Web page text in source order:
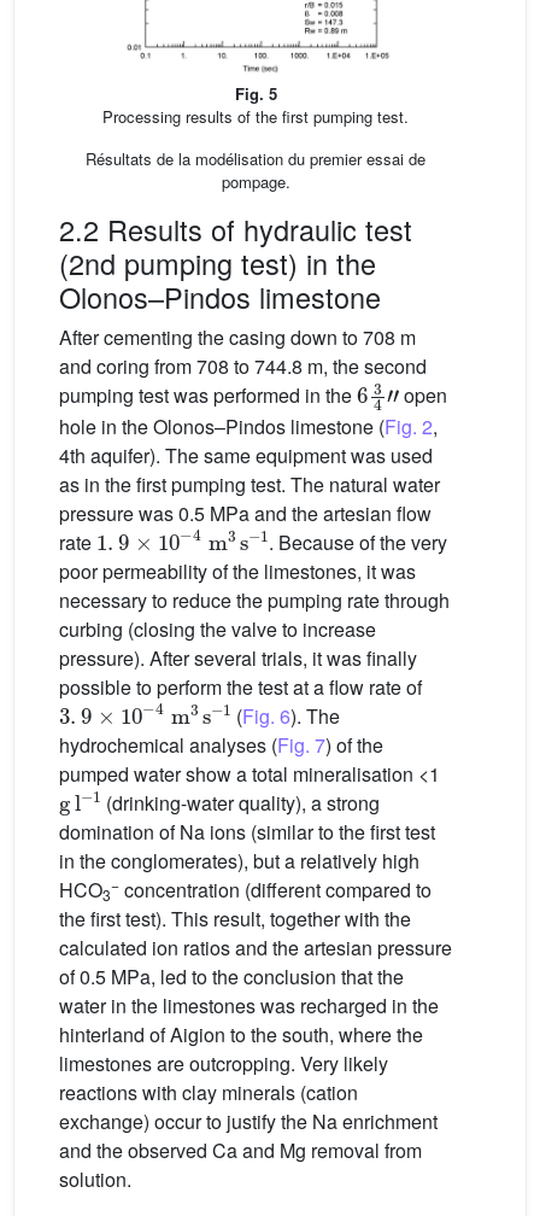
Fig. 5
Processing results of the first pumping test.
Résultats de la modélisation du premier essai de
pompage.
2.2 Results of hydraulic test
(2nd pumping test) in the
Olonos–Pindos limestone
After cementing the casing down to 708 m
and coring from 708 to 744.8 m, the second
pumping test was performed in the
634″
open
hole in the Olonos–Pindos limestone (Fig. 2,
4th aquifer). The same equipment was used
as in the first pumping test. The natural water
pressure was 0.5 MPa and the artesian flow
rate
1.9×10-4m3s-1
. Because of the very
poor permeability of the limestones, it was
necessary to reduce the pumping rate through
curbing (closing the valve to increase
pressure). After several trials, it was finally
possible to perform the test at a flow rate of
3.9×10-4m3s-1
(Fig. 6). The
hydrochemical analyses (Fig. 7) of the
pumped water show a total mineralisation <1
gl-1
(drinking-water quality), a strong
domination of Na ions (similar to the first test
in the conglomerates), but a relatively high
HCO3
− concentration (different compared to
the first test). This result, together with the
calculated ion ratios and the artesian pressure
of 0.5 MPa, led to the conclusion that the
water in the limestones was recharged in the
hinterland of Aigion to the south, where the
limestones are outcropping. Very likely
reactions with clay minerals (cation
exchange) occur to justify the Na enrichment
and the observed Ca and Mg removal from
solution.